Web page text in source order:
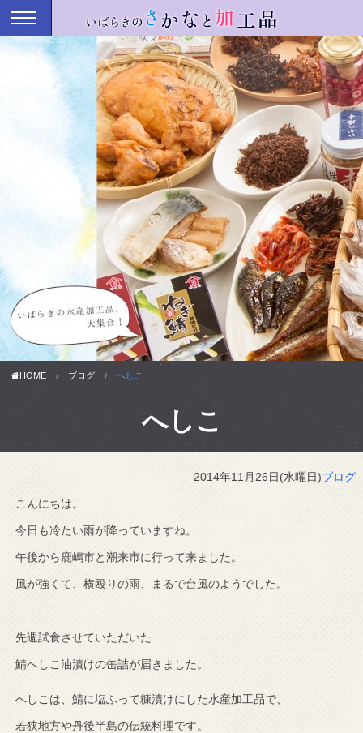
HOME ブログ へしこ
へしこ
2014年11月26日(水曜日)ブログ
こんにちは。
今日も冷たい雨が降っていますね。
午後から鹿嶋市と潮来市に行って来ました。
風が強くて、横殴りの雨、まるで台風のようでした。
先週試食させていただいた
鯖へしこ油漬けの缶詰が届きました。
へしこは、鯖に塩ふって糠漬けにした水産加工品で、
若狭地方や丹後半島の伝統料理です。